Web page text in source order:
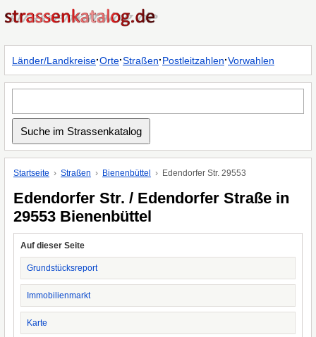
Länder/Landkreise·Orte·Straßen·Postleitzahlen·Vorwahlen
Startseite Straßen Bienenbüttel Edendorfer Str. 29553
Edendorfer Str. / Edendorfer Straße in
29553 Bienenbüttel
Auf dieser Seite
Grundstücksreport
Immobilienmarkt
Karte